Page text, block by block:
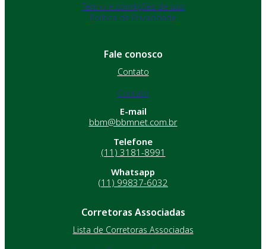
Termo e condições de uso
Política de Privacidade
Fale conosco
Contato
Contato
E-mail
bbm@bbmnet.com.br
Telefone
(11) 3181-8991
Whatsapp
(11) 99837-6032
Corretoras Associadas
Lista de Corretoras Associadas